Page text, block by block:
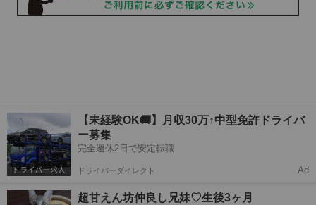
【未経験OK🚚】月収30万↑中型免許ドライバ
ー募集
完全週休2日で安定転職
ドライバーダイレクト Ad
超甘えん坊仲良し兄妹♡生後3ヶ月